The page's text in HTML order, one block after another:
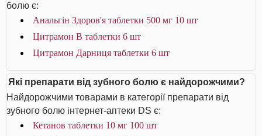
болю є:
Анальгін Здоров'я таблетки 500 мг 10 шт
Цитрамон В таблетки 6 шт
Цитрамон Дарниця таблетки 6 шт
Які препарати від зубного болю є найдорожчими?
Найдорожчими товарами в категорії препарати від
зубного болю інтернет-аптеки DS є:
Кетанов таблетки 10 мг 100 шт